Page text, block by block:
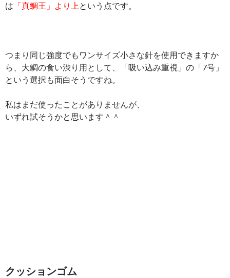
は 「真鯛王」より上 という点です。
つまり同じ強度でもワンサイズ小さな針を使用できますか
ら、大鯛の食い渋り用として、「吸い込み重視」の「7号」
という選択も面白そうですね。
私はまだ使ったことがありませんが、
いずれ試そうかと思います＾＾
クッションゴム